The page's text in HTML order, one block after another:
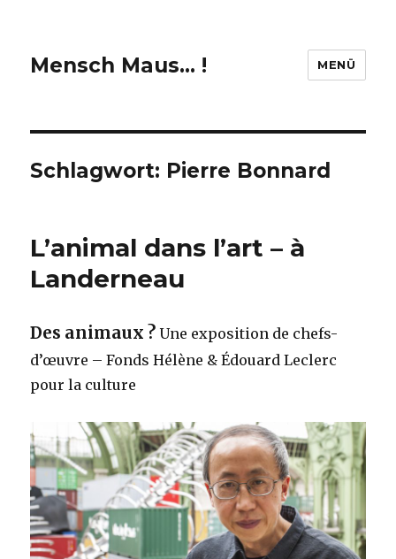
Mensch Maus… ! MENÜ
Schlagwort: Pierre Bonnard
L’animal dans l’art – à
Landerneau
Des animaux ? Une exposition de chefs-
d’œuvre – Fonds Hélène & Édouard Leclerc
pour la culture